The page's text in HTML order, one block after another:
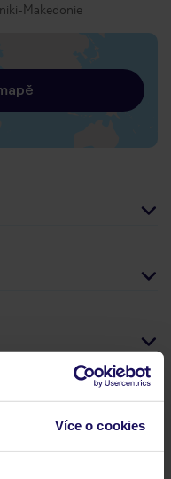
Více o cookies
Makedonie